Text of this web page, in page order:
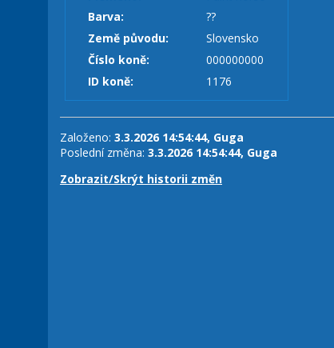
Barva:
??
Země původu:
Slovensko
Číslo koně:
000000000
ID koně:
1176
Založeno: 3.3.2026 14:54:44, Guga
Poslední změna: 3.3.2026 14:54:44, Guga
Zobrazit/Skrýt historii změn